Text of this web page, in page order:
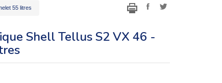
55 litres
Shell Tellus S2 VX 46 -